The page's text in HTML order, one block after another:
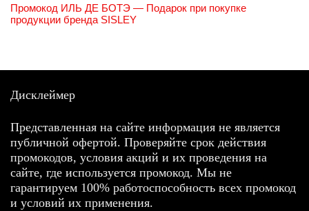
Промокод ИЛЬ ДЕ БОТЭ — Подарок при покупке
продукции бренда SISLEY
Дисклеймер
Представленная на сайте информация не является
публичной офертой. Проверяйте срок действия
промокодов, условия акций и их проведения на
сайте, где используется промокод. Мы не
гарантируем 100% работоспособность всех промокод
и условий их применения.